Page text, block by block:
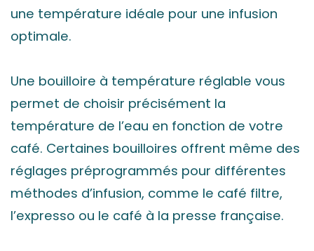
une température idéale pour une infusion
optimale.
Une bouilloire à température réglable vous
permet de choisir précisément la
température de l’eau en fonction de votre
café. Certaines bouilloires offrent même des
réglages préprogrammés pour différentes
méthodes d’infusion, comme le café filtre,
l’expresso ou le café à la presse française.